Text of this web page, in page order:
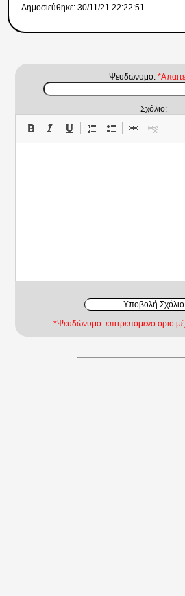
Δημοσιεύθηκε: 30/11/21 22:22:51
Ψευδώνυμο:
Σχόλιο:
Υποβολή Σχόλιο
*Ψευδώνυμο: επιτρεπόμενο όριο